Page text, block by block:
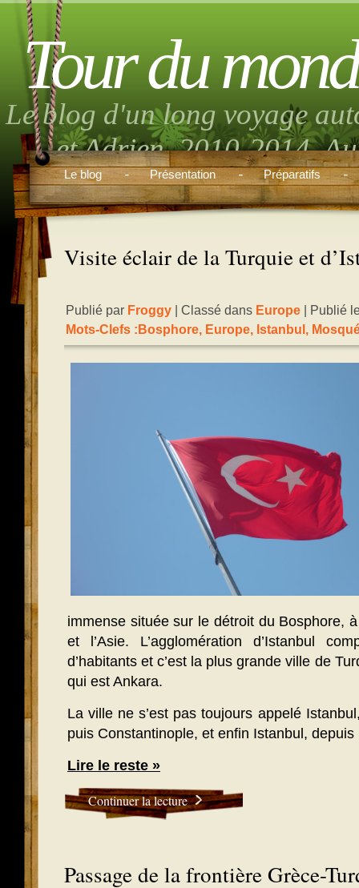
Tour du
Le blog d'un long voyage
et Adrien. 2010-2014.
musique, randonnée,
Le blog Présentation Préparatifs
Visite éclair de la Turquie et
Publié par Froggy | Classé dans Europe | Publié
Mots-Clefs :Bosphore, Europe, Istanbul,
immense située sur le détroit du Bosphore,
et l’Asie. L’agglomération d’Istanbul
d’habitants et c’est la plus grande ville de
qui est Ankara.
La ville ne s’est pas toujours appelé
puis Constantinople, et enfin Istanbul, depuis
Lire le reste »
Continuer la lecture
Passage de la frontière Grèce-